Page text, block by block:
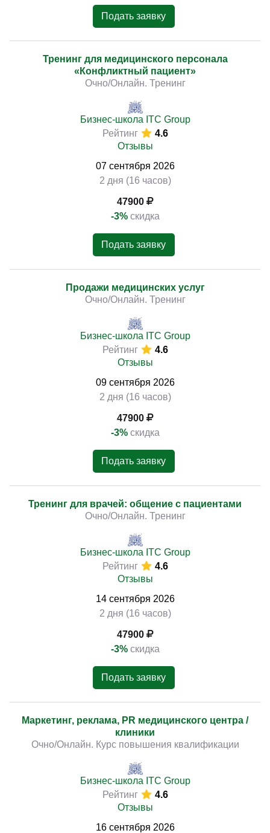
Подать заявку
Тренинг для медицинского персонала
«Конфликтный пациент»
Очно/Онлайн. Тренинг
Бизнес-школа ITC Group
Рейтинг
4.6
Отзывы
07 сентября 2026
2 дня (16 часов)
47900
-3% скидка
Подать заявку
Продажи медицинских услуг
Очно/Онлайн. Тренинг
Бизнес-школа ITC Group
Рейтинг
4.6
Отзывы
09 сентября 2026
2 дня (16 часов)
47900
-3% скидка
Подать заявку
Тренинг для врачей: общение с пациентами
Очно/Онлайн. Тренинг
Бизнес-школа ITC Group
Рейтинг
4.6
Отзывы
14 сентября 2026
2 дня (16 часов)
47900
-3% скидка
Подать заявку
Маркетинг, реклама, PR медицинского центра /
клиники
Очно/Онлайн. Курс повышения квалификации
Бизнес-школа ITC Group
Рейтинг
4.6
Отзывы
16 сентября 2026